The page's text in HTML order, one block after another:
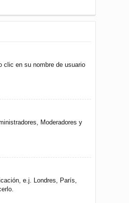
clic en su nombre de usuario
Moderadores y
e.j. Londres, París,